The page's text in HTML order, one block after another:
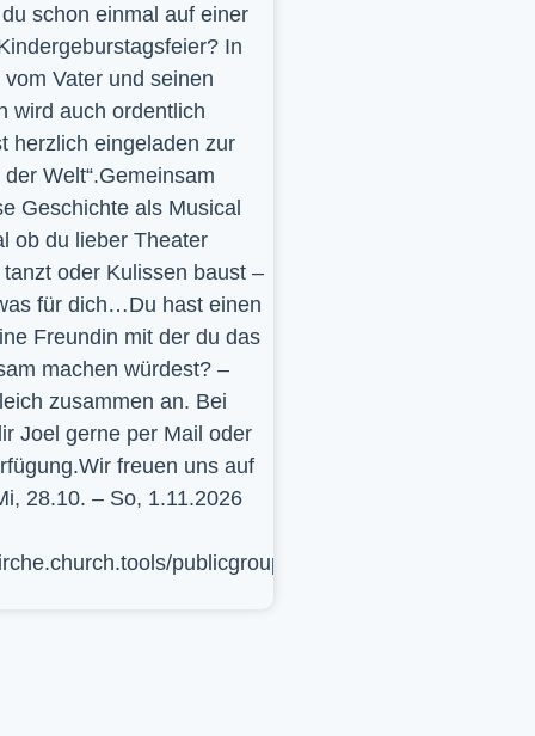
schon einmal auf einer
In
Vater und seinen
wird auch ordentlich
herzlich eingeladen zur
Welt“.Gemeinsam
Geschichte als Musical
ob du lieber Theater
oder Kulissen baust –
für dich…Du hast einen
Freundin mit der du das
machen würdest? –
zusammen an. Bei
Joel gerne per Mail oder
freuen uns auf
28.10. – So, 1.11.2026
publicgroup/617